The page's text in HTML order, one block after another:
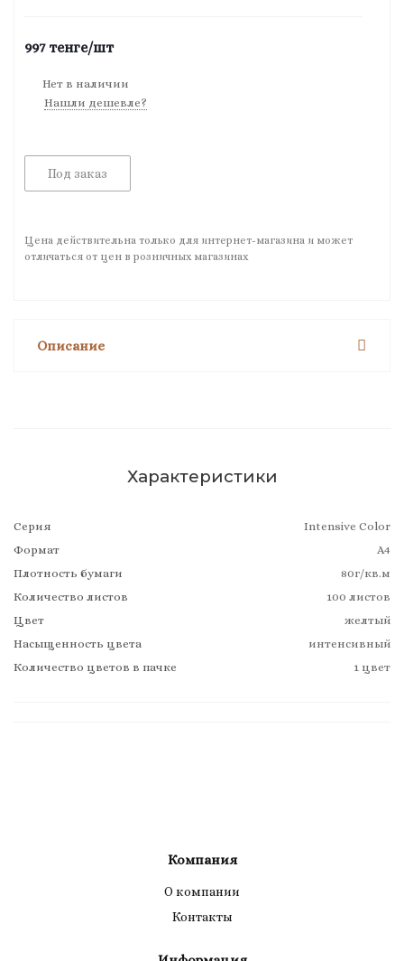
997тенге/шт
Нет в наличии
Нашли дешевле?
Под заказ
Цена действительна только для интернет-магазина и может
отличаться от цен в розничных магазинах
Описание
Характеристики
Серия
Intensive Color
Формат
А4
Плотность бумаги
80г/кв.м
Количество листов
100 листов
Цвет
желтый
Насыщенность цвета
интенсивный
Количество цветов в пачке
1 цвет
Компания
О компании
Контакты